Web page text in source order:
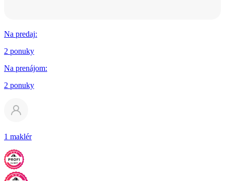
Na predaj:
2 ponuky
Na prenájom:
2 ponuky
1 maklér